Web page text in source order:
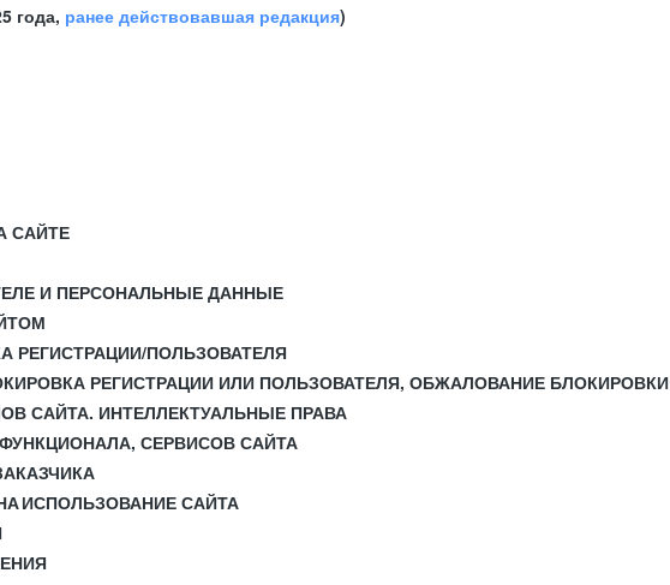
года, ранее действовавшая редакция)
САЙТЕ
И ПЕРСОНАЛЬНЫЕ ДАННЫЕ
РЕГИСТРАЦИИ/ПОЛЬЗОВАТЕЛЯ
РЕГИСТРАЦИИ ИЛИ ПОЛЬЗОВАТЕЛЯ, ОБЖАЛОВАНИЕ БЛОКИРОВКИ
САЙТА. ИНТЕЛЛЕКТУАЛЬНЫЕ ПРАВА
СЕРВИСОВ САЙТА
ИСПОЛЬЗОВАНИЕ САЙТА